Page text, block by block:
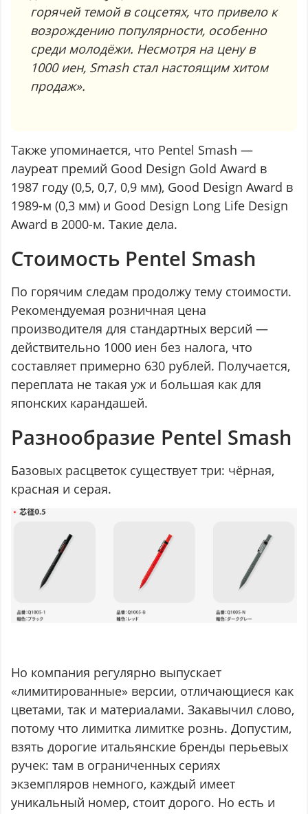
горячей темой в соцсетях, что привело к
возрождению популярности, особенно
среди молодёжи. Несмотря на цену в
1000 иен, Smash стал настоящим хитом
продаж».
Также упоминается, что Pentel Smash —
лауреат премий Good Design Gold Award в
1987 году (0,5, 0,7, 0,9 мм), Good Design Award в
1989-м (0,3 мм) и Good Design Long Life Design
Award в 2000-м. Такие дела.
Стоимость Pentel Smash
По горячим следам продолжу тему стоимости.
Рекомендуемая розничная цена
производителя для стандартных версий —
действительно 1000 иен без налога, что
составляет примерно 630 рублей. Получается,
переплата не такая уж и большая как для
японских карандашей.
Разнообразие Pentel Smash
Базовых расцветок существует три: чёрная,
красная и серая.
Но компания регулярно выпускает
«лимитированные» версии, отличающиеся как
цветами, так и материалами. Закавычил слово,
потому что лимитка лимитке рознь. Допустим,
взять дорогие итальянские бренды перьевых
ручек: там в ограниченных сериях
экземпляров немного, каждый имеет
уникальный номер, стоит дорого. Но есть и